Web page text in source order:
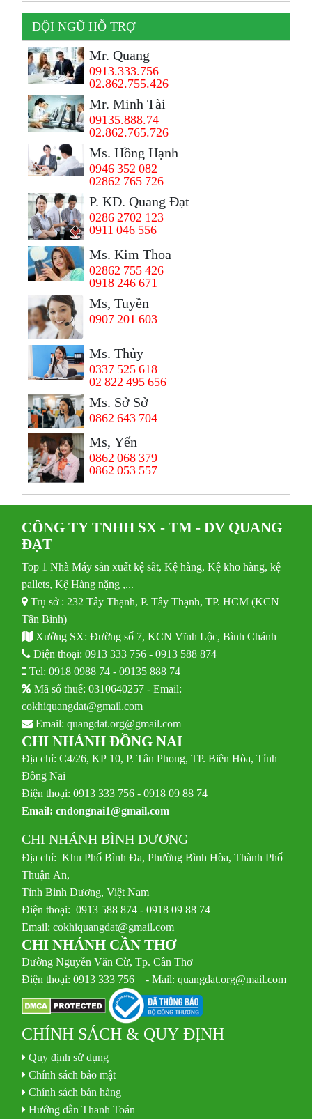
ĐỘI NGŨ HỖ TRỢ
Mr. Quang
0913.333.756
02.862.755.426
Mr. Minh Tài
09135.888.74
02.862.765.726
Ms. Hồng Hạnh
0946 352 082
02862 765 726
P. KD. Quang Đạt
0286 2702 123
0911 046 556
Ms. Kim Thoa
02862 755 426
0918 246 671
Ms, Tuyền
0907 201 603
Ms. Thủy
0337 525 618
02 822 495 656
Ms. Sở Sở
0862 643 704
Ms, Yến
0862 068 379
0862 053 557
CÔNG TY TNHH SX - TM - DV QUANG
ĐẠT
Top 1 Nhà Máy sản xuất kệ sắt, Kệ hàng, Kệ kho hàng, kệ
pallets, Kệ Hàng nặng ,...
Trụ sở : 232 Tây Thạnh, P. Tây Thạnh, TP. HCM (KCN
Tân Bình)
Xưởng SX: Đường số 7, KCN Vĩnh Lộc, Bình Chánh
Điện thoại:0913 333 756 -0913 588 874
Tel:0918 0988 74 -09135 888 74
Mã số thuế: 0310640257 - Email:
cokhiquangdat@gmail.com
Email:quangdat.org@gmail.com
CHI NHÁNH ĐỒNG NAI
Địa chỉ: C4/26, KP 10, P. Tân Phong, TP. Biên Hòa, Tỉnh
Đồng Nai
Điện thoại: 0913 333 756 - 0918 09 88 74
Email:cndongnai1@gmail.com
CHI NHÁNH BÌNH DƯƠNG
Địa chỉ: Khu Phố Bình Đa, Phường Bình Hòa, Thành Phố
Thuận An,
Tỉnh Bình Dương, Việt Nam
Điện thoại: 0913 588 874 - 0918 09 88 74
Email:cokhiquangdat@gmail.com
CHI NHÁNH CẦN THƠ
Đường Nguyễn Văn Cừ, Tp. Cần Thơ
Điện thoại: 0913 333 756 - Mail: quangdat.org@mail.com
CHÍNH SÁCH & QUY ĐỊNH
Quy định sử dụng
Chính sách bảo mật
Chính sách bán hàng
Hướng dẫn Thanh Toán